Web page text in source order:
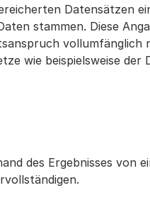
Datensätzen
stammen. Diese
vollumfänglich
wie beispielsweise der
des Ergebnisses von